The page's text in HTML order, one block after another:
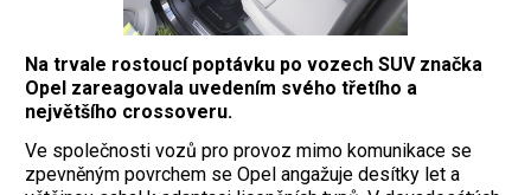
Na trvale rostoucí poptávku po vozech SUV značka
Opel zareagovala uvedením svého třetího a
největšího crossoveru.
Ve společnosti vozů pro provoz mimo komunikace se
zpevněným povrchem se Opel angažuje desítky let a